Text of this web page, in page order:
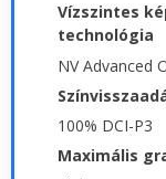
Vízszintes
technológia
NV Advanced
100% DCI-P3
Maximális